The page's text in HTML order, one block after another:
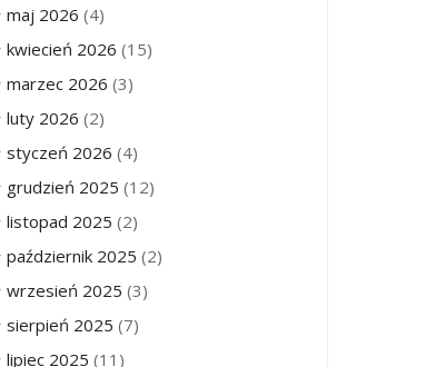
maj 2026 (4)
kwiecień 2026 (15)
marzec 2026 (3)
luty 2026 (2)
styczeń 2026 (4)
grudzień 2025 (12)
listopad 2025 (2)
październik 2025 (2)
wrzesień 2025 (3)
sierpień 2025 (7)
lipiec 2025 (11)